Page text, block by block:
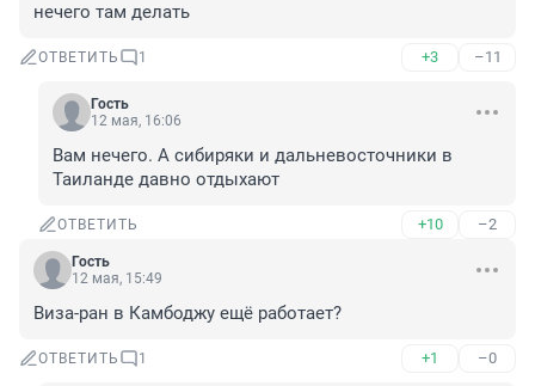
нечего там делать
ОТВЕТИТЬ 1 +3 –11
Гость
12 мая, 16:06
Вам нечего. А сибиряки и дальневосточники в
Таиланде давно отдыхают
ОТВЕТИТЬ +10 –2
Гость
12 мая, 15:49
Виза-ран в Камбоджу ещё работает?
ОТВЕТИТЬ 1 +1 –0